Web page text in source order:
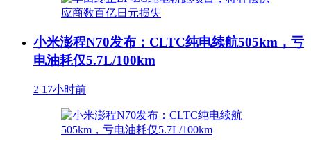
小米澎程N70发布：CLTC纯电续航505km，亏
电油耗仅5.7L/100km
2 17小时前